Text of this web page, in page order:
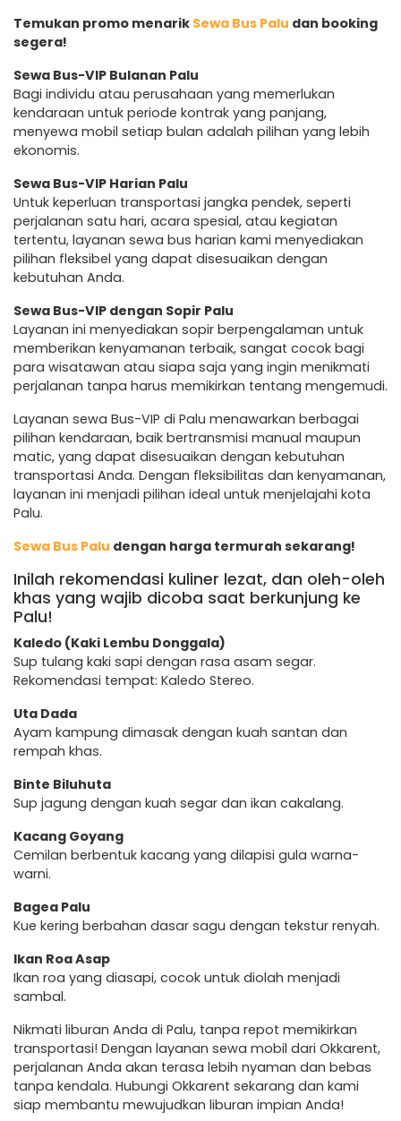
Temukan promo menarik Sewa Bus Palu dan booking
segera!
Sewa Bus-VIP Bulanan Palu
Bagi individu atau perusahaan yang memerlukan
kendaraan untuk periode kontrak yang panjang,
menyewa mobil setiap bulan adalah pilihan yang lebih
ekonomis.
Sewa Bus-VIP Harian Palu
Untuk keperluan transportasi jangka pendek, seperti
perjalanan satu hari, acara spesial, atau kegiatan
tertentu, layanan sewa bus harian kami menyediakan
pilihan fleksibel yang dapat disesuaikan dengan
kebutuhan Anda.
Sewa Bus-VIP dengan Sopir Palu
Layanan ini menyediakan sopir berpengalaman untuk
memberikan kenyamanan terbaik, sangat cocok bagi
para wisatawan atau siapa saja yang ingin menikmati
perjalanan tanpa harus memikirkan tentang mengemudi.
Layanan sewa Bus-VIP di Palu menawarkan berbagai
pilihan kendaraan, baik bertransmisi manual maupun
matic, yang dapat disesuaikan dengan kebutuhan
transportasi Anda. Dengan fleksibilitas dan kenyamanan,
layanan ini menjadi pilihan ideal untuk menjelajahi kota
Palu.
Sewa Bus Palu dengan harga termurah sekarang!
Inilah rekomendasi kuliner lezat, dan oleh-oleh
khas yang wajib dicoba saat berkunjung ke
Palu!
Kaledo (Kaki Lembu Donggala)
Sup tulang kaki sapi dengan rasa asam segar.
Rekomendasi tempat: Kaledo Stereo.
Uta Dada
Ayam kampung dimasak dengan kuah santan dan
rempah khas.
Binte Biluhuta
Sup jagung dengan kuah segar dan ikan cakalang.
Kacang Goyang
Cemilan berbentuk kacang yang dilapisi gula warna-
warni.
Bagea Palu
Kue kering berbahan dasar sagu dengan tekstur renyah.
Ikan Roa Asap
Ikan roa yang diasapi, cocok untuk diolah menjadi
sambal.
Nikmati liburan Anda di Palu, tanpa repot memikirkan
transportasi! Dengan layanan sewa mobil dari Okkarent,
perjalanan Anda akan terasa lebih nyaman dan bebas
tanpa kendala. Hubungi Okkarent sekarang dan kami
siap membantu mewujudkan liburan impian Anda!